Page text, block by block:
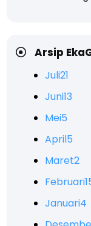
Arsip
Juli21
Juni13
Mei5
April5
Maret2
Februari
Januari4